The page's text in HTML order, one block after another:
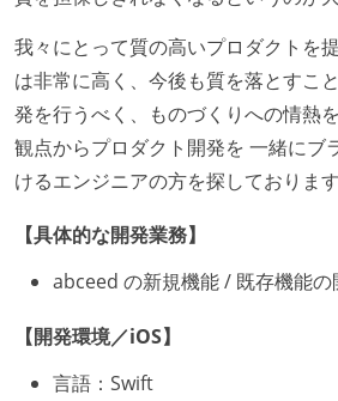
我々にとって質の高いプロダクトを
は非常に高く、今後も質を落とすこ
発を行うべく、ものづくりへの情熱
観点からプロダクト開発を 一緒にブ
けるエンジニアの方を探しております
【具体的な開発業務】
abceed の新規機能 / 既存機能の
【開発環境／iOS】
言語：Swift